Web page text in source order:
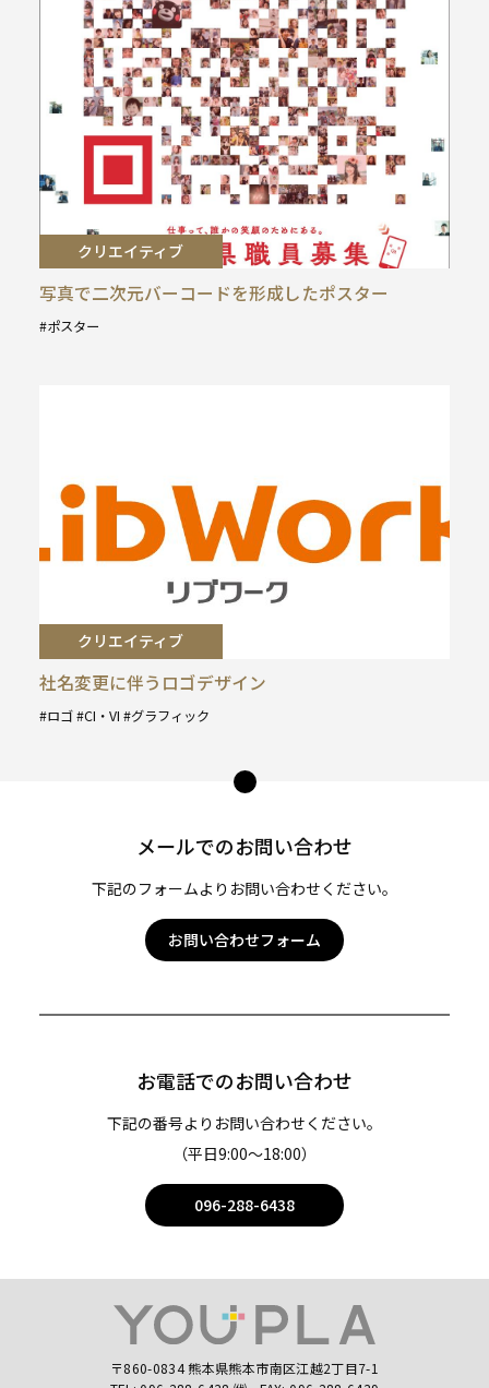
クリエイティブ
写真で二次元バーコードを形成したポスター
ポスター
クリエイティブ
社名変更に伴うロゴデザイン
ロゴ CI・VI グラフィック
メールでのお問い合わせ
下記のフォームよりお問い合わせください。
お問い合わせフォーム
お電話でのお問い合わせ
下記の番号よりお問い合わせください。
（平日9:00〜18:00）
096-288-6438
ペー
プ
〒860-0834 熊本県熊本市南区江越2丁目7-1